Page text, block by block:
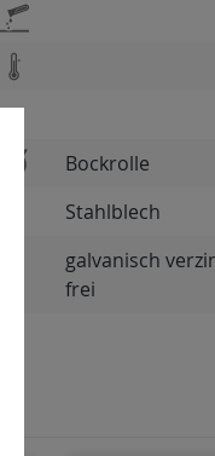
Bockrolle
Stahlblech
galvanisch
frei